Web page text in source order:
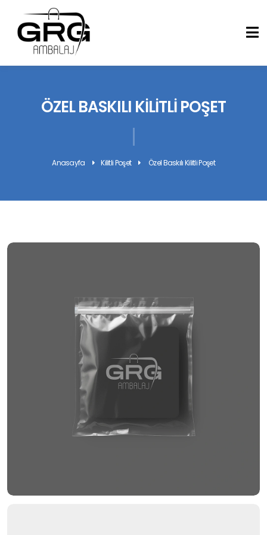
ÖZEL BASKILI KILITLI POŞET
Anasayfa Kilitli Poşet Özel Baskılı Kilitli Poşet